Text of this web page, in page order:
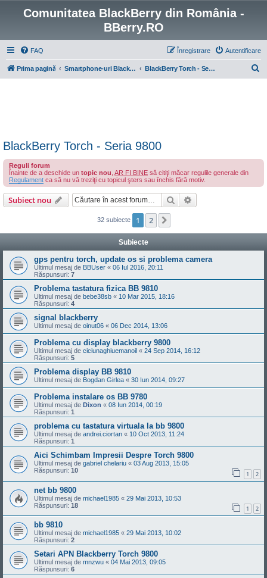
Comunitatea BlackBerry din România -
BBerry.RO
FAQ Autentificare
Înregistrare
Prima pagină Smartphone-uri BlackBerry cu OS 4-7 BlackBerry Torch - Seria 9800
BlackBerry Torch - Seria 9800
Reguli forum
Înainte de a deschide un topic nou AR FI BINE să citiţi măcar regulile generale din
Regulament ca să nu vă treziţi cu topicul şters sau închis fără motiv.
Subiect nou Căutare
32 subiecte 1 2
Subiecte
gps pentru torch, update os si problema camera
Ultimul mesaj de BBUser « 06 Iul 2016, 20:11
Răspunsuri: 7
Problema tastatura fizica BB 9810
Ultimul mesaj de bebe38sb « 10 Mar 2015, 18:16
Răspunsuri: 4
signal blackberry
Ultimul mesaj de oinut06 « 06 Dec 2014, 13:06
Problema cu display blackberry 9800
Ultimul mesaj de ciciunaghiuemanoil « 24 Sep 2014, 16:12
Răspunsuri: 5
Problema display BB 9810
Ultimul mesaj de Bogdan Girlea « 30 Iun 2014, 09:27
Problema instalare os BB 9780
Ultimul mesaj de Dixon « 08 Iun 2014, 00:19
Răspunsuri: 1
problema cu tastatura virtuala la bb 9800
Ultimul mesaj de andrei.ciortan « 10 Oct 2013, 11:24
Răspunsuri: 1
Aici Schimbam Impresii Despre Torch 9800
Ultimul mesaj de gabriel chelariu « 03 Aug 2013, 15:05
Răspunsuri: 10 1 2
net bb 9800
Ultimul mesaj de michael1985 « 29 Mai 2013, 10:53
Răspunsuri: 18 1 2
bb 9810
Ultimul mesaj de michael1985 « 29 Mai 2013, 10:02
Răspunsuri: 2
Setari APN Blackberry Torch 9800
Ultimul mesaj de mnzwu « 04 Mai 2013, 09:05
Răspunsuri: 6